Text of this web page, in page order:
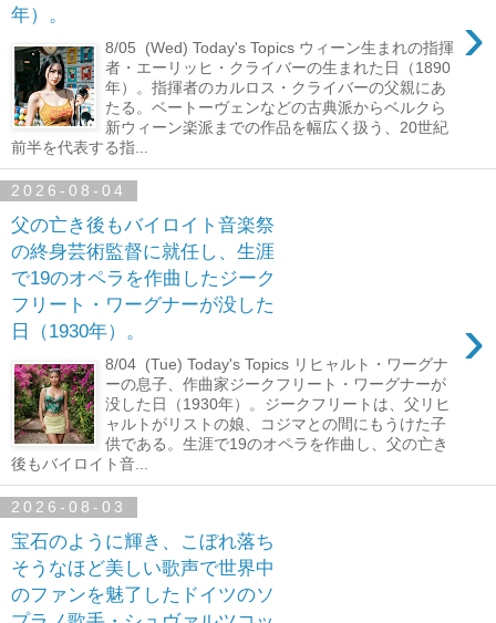
年）。
›
8/05 (Wed) Today's Topics ウィーン生まれの指揮
者・エーリッヒ・クライバーの生まれた日（1890
年）。指揮者のカルロス・クライバーの父親にあ
たる。ベートーヴェンなどの古典派からベルクら
新ウィーン楽派までの作品を幅広く扱う、20世紀
前半を代表する指...
2026-08-04
父の亡き後もバイロイト音楽祭
の終身芸術監督に就任し、生涯
で19のオペラを作曲したジーク
フリート・ワーグナーが没した
日（1930年）。
›
8/04 (Tue) Today's Topics リヒャルト・ワーグナ
ーの息子、作曲家ジークフリート・ワーグナーが
没した日（1930年）。ジークフリートは、父リヒ
ャルトがリストの娘、コジマとの間にもうけた子
供である。生涯で19のオペラを作曲し、父の亡き
後もバイロイト音...
2026-08-03
宝石のように輝き、こぼれ落ち
そうなほど美しい歌声で世界中
のファンを魅了したドイツのソ